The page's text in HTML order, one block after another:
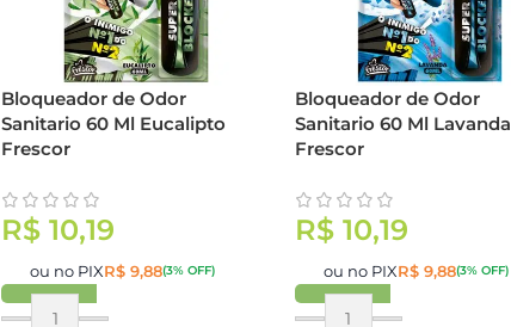
Bloqueador de Odor
Sanitario 60 Ml Eucalipto
Frescor
R$ 10,19
ou no PIXR$ 9,88(3% OFF)
Bloqueador de Odor
Sanitario 60 Ml Lavanda
Frescor
R$10,19
ou no PIXR$9,88(3% OFF)